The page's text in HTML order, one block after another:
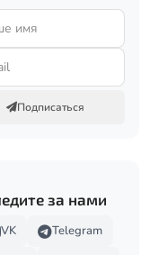
Подписаться
за нами
VK
Telegram